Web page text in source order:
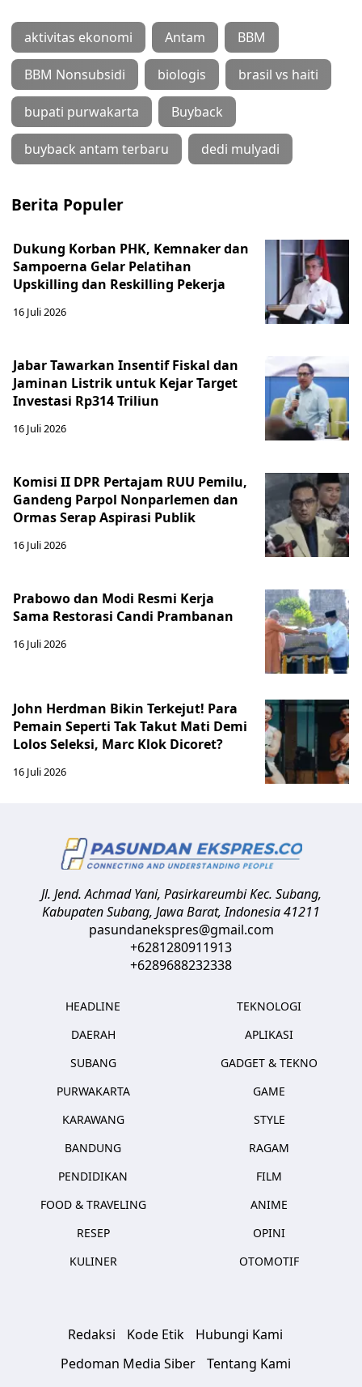
aktivitas ekonomi Antam BBM
BBM Nonsubsidi biologis brasil vs haiti
bupati purwakarta Buyback
buyback antam terbaru dedi mulyadi
Berita Populer
Dukung Korban PHK, Kemnaker dan
Sampoerna Gelar Pelatihan
Upskilling dan Reskilling Pekerja
16 Juli 2026
Jabar Tawarkan Insentif Fiskal dan
Jaminan Listrik untuk Kejar Target
Investasi Rp314 Triliun
16 Juli 2026
Komisi II DPR Pertajam RUU Pemilu,
Gandeng Parpol Nonparlemen dan
Ormas Serap Aspirasi Publik
16 Juli 2026
Prabowo dan Modi Resmi Kerja
Sama Restorasi Candi Prambanan
16 Juli 2026
John Herdman Bikin Terkejut! Para
Pemain Seperti Tak Takut Mati Demi
Lolos Seleksi, Marc Klok Dicoret?
16 Juli 2026
Jl. Jend. Achmad Yani, Pasirkareumbi Kec. Subang,
Kabupaten Subang, Jawa Barat,Indonesia41211
pasundanekspres@gmail.com
+6281280911913
+6289688232338
HEADLINE
DAERAH
SUBANG
PURWAKARTA
KARAWANG
BANDUNG
PENDIDIKAN
FOOD & TRAVELING
RESEP
KULINER
TEKNOLOGI
APLIKASI
GADGET & TEKNO
GAME
STYLE
RAGAM
FILM
ANIME
OPINI
OTOMOTIF
Redaksi Kode Etik
Hubungi Kami
Pedoman Media Siber
Tentang Kami